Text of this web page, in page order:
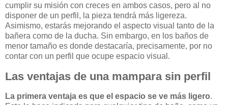
cumplir su misión con creces en ambos casos, pero al no
disponer de un perfil, la pieza tendrá más ligereza.
Asimismo, estarás mejorando el aspecto visual tanto de la
bañera como de la ducha. Sin embargo, en los baños de
menor tamaño es donde destacaría, precisamente, por no
contar con un perfil que ocupe espacio visual.
Las ventajas de una mampara sin perfil
La primera ventaja es que el espacio se ve más ligero.